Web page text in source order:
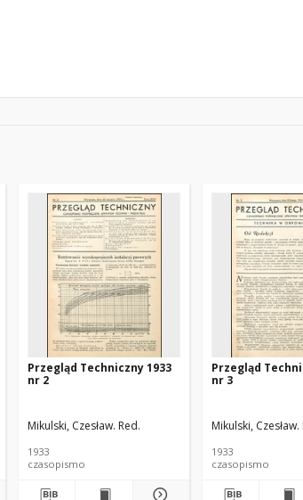
Przegląd Techniczny 1933
nr 2
Mikulski, Czesław. Red.
1933
czasopismo
Przegląd
nr 3
Mikulski, Czesław.
1933
czasopismo